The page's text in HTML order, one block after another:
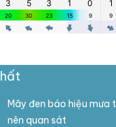
Mây đen báo hiệu mưa
nên quan sát